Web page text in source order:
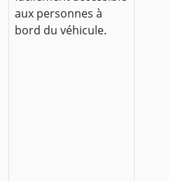
aux personnes à
bord du véhicule.